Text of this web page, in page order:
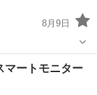
8月9日
マートモニター